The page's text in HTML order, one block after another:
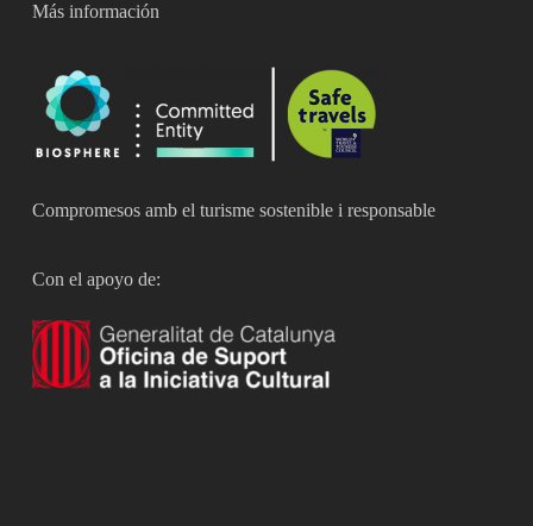
Más información
Compromesos amb el turisme sostenible i responsable
Con el apoyo de: